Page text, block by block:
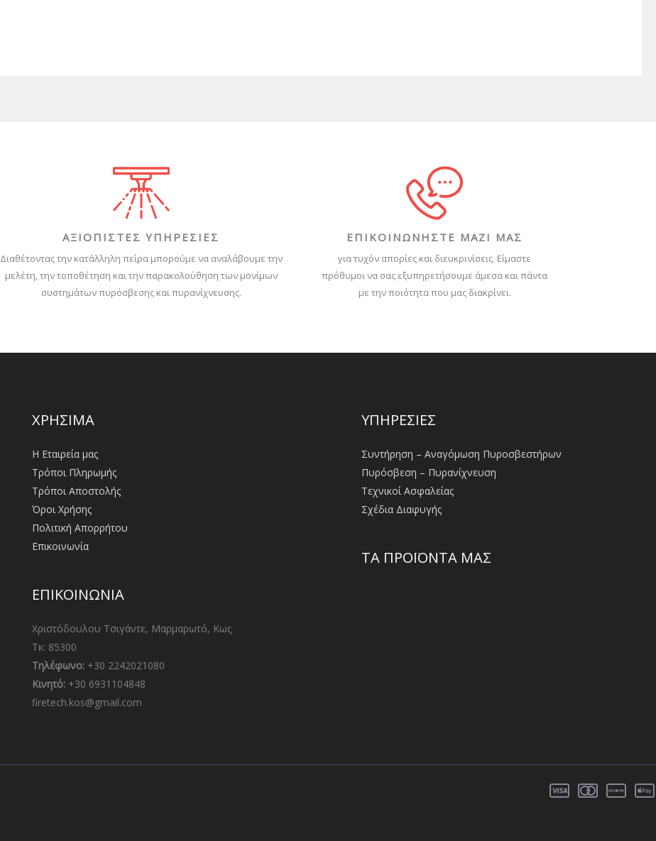
ΑΞΙΟΠΙΣΤΕΣ ΥΠΗΡΕΣΙΕΣ
Διαθέτοντας την κατάλληλη πείρα μπορούμε να αναλάβουμε την
μελέτη, την τοποθέτηση και την παρακολούθηση των μονίμων
συστημάτων πυρόσβεσης και πυρανίχνευσης.
ΕΠΙΚΟΙΝΩΝΗΣΤΕ ΜΑΖΙ ΜΑΣ
για τυχόν απορίες και διευκρινίσεις. Είμαστε
πρόθυμοι να σας εξυπηρετήσουμε άμεσα και πάντα
με την ποιότητα που μας διακρίνει.
ΧΡΗΣΙΜΑ
Η Εταιρεία μας
Τρόποι Πληρωμής
Τρόποι Αποστολής
Όροι Χρήσης
Πολιτική Απορρήτου
Επικοινωνία
ΕΠΙΚΟΙΝΩΝΙΑ
Χριστόδουλου Τσιγάντε, Μαρμαρωτό, Κως
Τκ: 85300
Τηλέφωνο:+30 2242021080
Κινητό:+30 6931104848
firetech.kos@gmail.com
ΥΠΗΡΕΣΙΕΣ
Συντήρηση – Αναγόμωση Πυροσβεστήρων
Πυρόσβεση – Πυρανίχνευση
Τεχνικοί Ασφαλείας
Σχέδια Διαφυγής
ΤΑ ΠΡΟΪΟΝΤΑ ΜΑΣ